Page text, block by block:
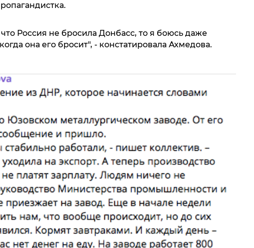
что Россия не бросила Донбасс, то я боюсь даже
она его бросит", - констатировала Ахмедова.